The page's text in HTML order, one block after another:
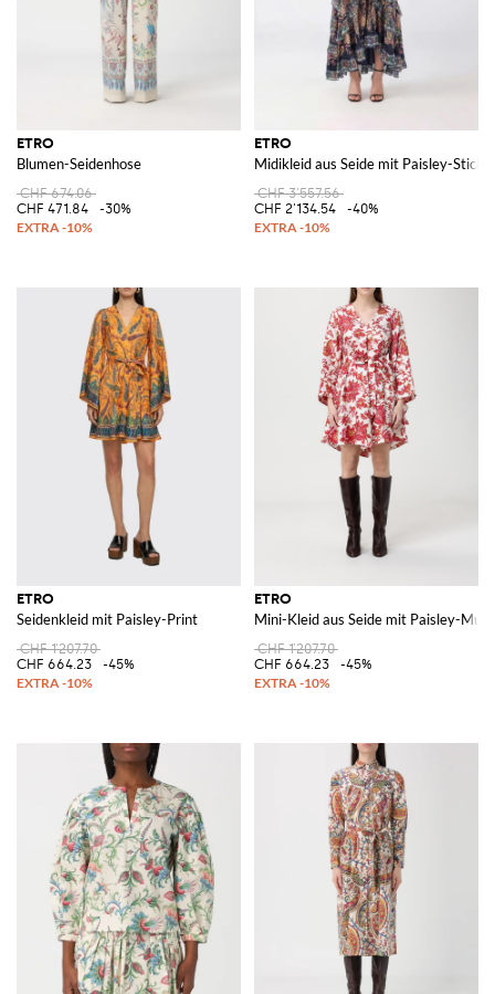
ETRO
Blumen-Seidenhose
CHF 674.06
CHF 471.84
-30%
ETRO
Midikleid aus Seide mit Paisley-
CHF 3'557.56
CHF 2'134.54
-40%
ETRO
Seidenkleid mit Paisley-Print
CHF 1'207.70
CHF 664.23
-45%
ETRO
Mini-Kleid aus Seide mit Paisley-
CHF 1'207.70
CHF 664.23
-45%